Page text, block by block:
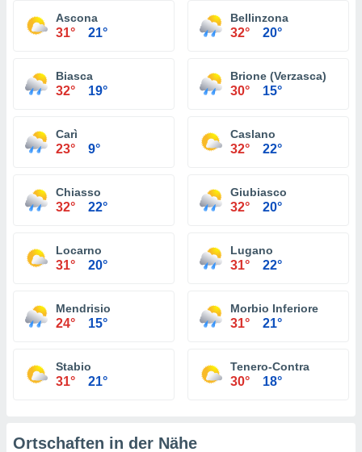
Ascona
31° 21°
Bellinzona
32° 20°
Biasca
32° 19°
Brione (Verzasca)
30° 15°
Carì
23° 9°
Caslano
32° 22°
Chiasso
32° 22°
Giubiasco
32° 20°
Locarno
31° 20°
Lugano
31° 22°
Mendrisio
24° 15°
Morbio Inferiore
31° 21°
Stabio
31° 21°
Tenero-Contra
30° 18°
Ortschaften in der Nähe